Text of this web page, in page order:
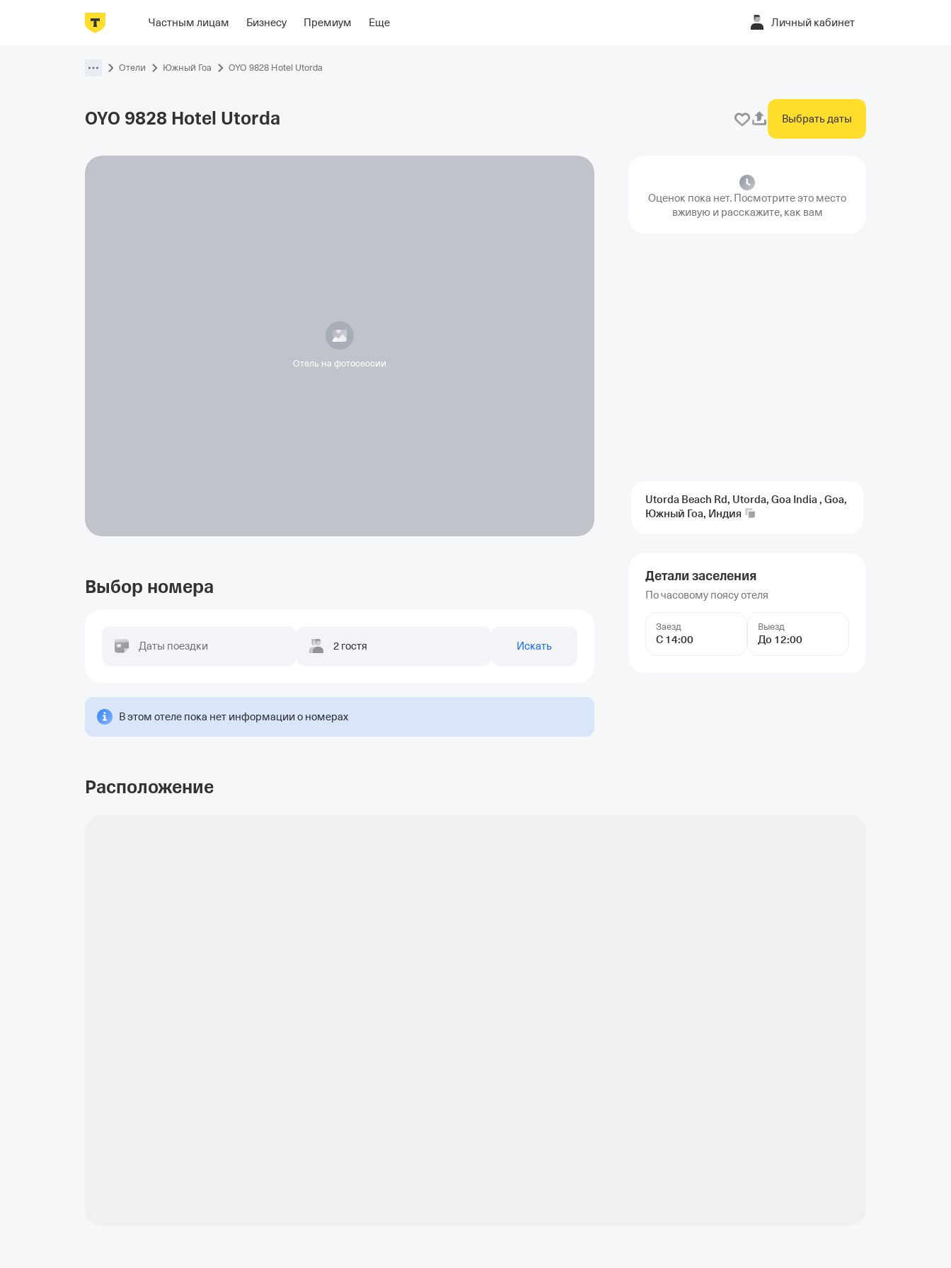
Частным лицам Бизнесу Премиум Еще Личный кабинет
Фотографии НомераРасположение
Отели Южный Гоа OYO 9828 Hotel Utorda
OYO 9828 Hotel Utorda Выбрать даты
Отель на фотосессии
Оценок пока нет. Посмотрите это место
вживую и расскажите, как вам
Utorda Beach Rd, Utorda, Goa India , Goa,
Южный Гоа, Индия
Детали заселения
По часовому поясу отеля
Заезд
С 14:00
Выезд
До 12:00
Выбор номера
Даты поездки 2 гостя Искать
В этом отеле пока нет информации о номерах
Расположение